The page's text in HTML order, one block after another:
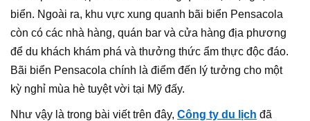
biển. Ngoài ra, khu vực xung quanh bãi biển Pensacola
còn có các nhà hàng, quán bar và cửa hàng địa phương
để du khách khám phá và thưởng thức ẩm thực độc đáo.
Bãi biển Pensacola chính là điểm đến lý tưởng cho một
kỳ nghỉ mùa hè tuyệt vời tại Mỹ đấy.
Như vậy là trong bài viết trên đây, Công ty du lịch đã